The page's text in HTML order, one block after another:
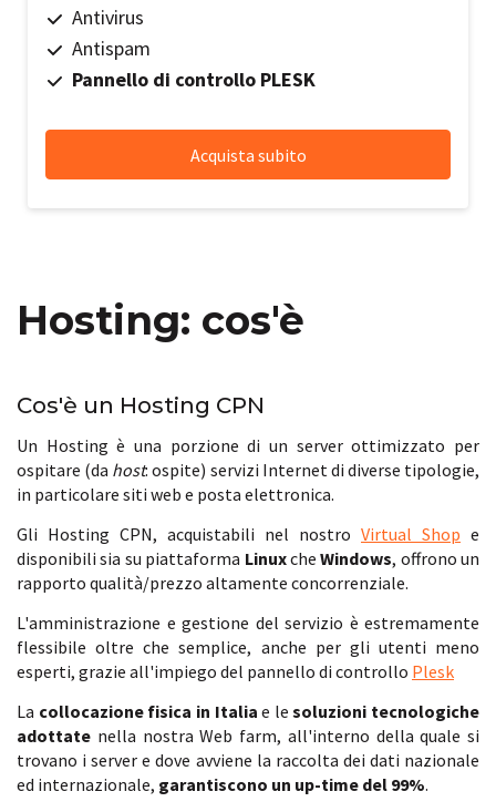
Antivirus
Antispam
Pannello di controllo PLESK
Hosting: cos'è
Cos'è un Hosting CPN
Un Hosting è una porzione di un server ottimizzato per
ospitare (da host: ospite) servizi Internet di diverse tipologie,
in particolare siti web e posta elettronica.
Gli Hosting CPN, acquistabili nel nostro Virtual Shop e
disponibili sia su piattaforma LinuxcheWindows, offrono un
rapporto qualità/prezzo altamente concorrenziale.
L'amministrazione e gestione del servizio è estremamente
flessibile oltre che semplice, anche per gli utenti meno
esperti, grazie all'impiego del pannello di controllo Plesk
La collocazione fisica in Italia e lesoluzioni tecnologiche
adottate nella nostra Web farm, all'interno della quale si
trovano i server e dove avviene la raccolta dei dati nazionale
ed internazionale, garantiscono un up-time del 99%.